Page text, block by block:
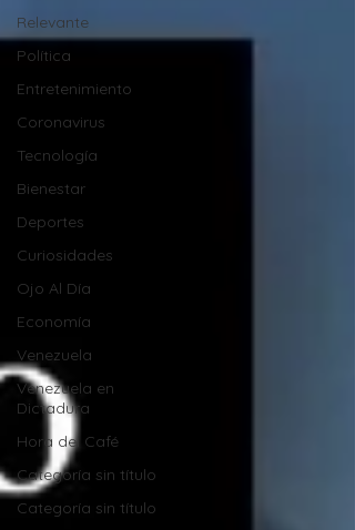
Relevante
Política
Entretenimiento
Coronavirus
Tecnología
Bienestar
Deportes
Curiosidades
Ojo Al Día
Economía
Venezuela
Venezuela en
Dictadura
Hora del Café
Categoría sin título
Categoría sin título